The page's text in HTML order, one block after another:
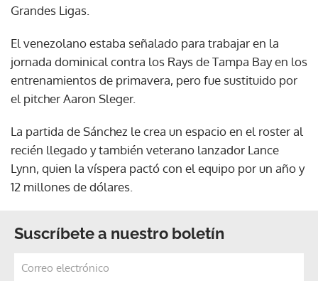
Grandes Ligas.
El venezolano estaba señalado para trabajar en la
jornada dominical contra los Rays de Tampa Bay en los
entrenamientos de primavera, pero fue sustituido por
el pitcher Aaron Sleger.
La partida de Sánchez le crea un espacio en el roster al
recién llegado y también veterano lanzador Lance
Lynn, quien la víspera pactó con el equipo por un año y
12 millones de dólares.
Suscríbete a nuestro boletín